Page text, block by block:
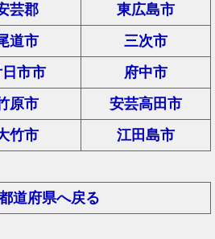
芸郡
東広島市
道市
三次市
市市
府中市
原市
安芸高田市
竹市
江田島市
道府県へ戻る